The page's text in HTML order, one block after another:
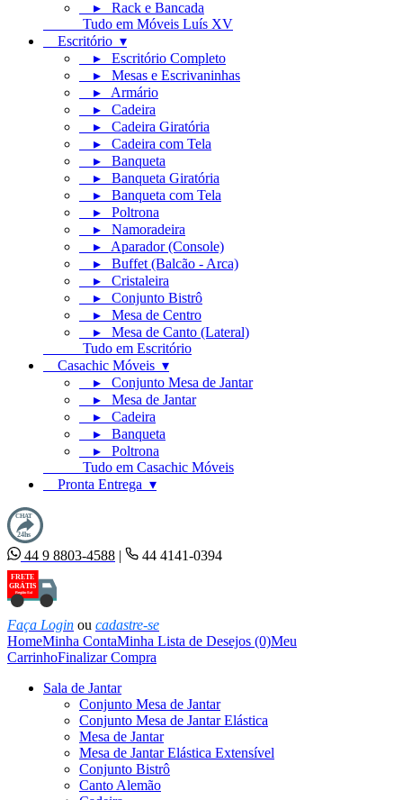
▸ Rack e Bancada
Tudo em Móveis Luís XV
Escritório ▾
▸ Escritório Completo
▸ Mesas e Escrivaninhas
▸ Armário
▸ Cadeira
▸ Cadeira Giratória
▸ Cadeira com Tela
▸ Banqueta
▸ Banqueta Giratória
▸ Banqueta com Tela
▸ Poltrona
▸ Namoradeira
▸ Aparador (Console)
▸ Buffet (Balcão - Arca)
▸ Cristaleira
▸ Conjunto Bistrô
▸ Mesa de Centro
▸ Mesa de Canto (Lateral)
Tudo em Escritório
Casachic Móveis ▾
▸ Conjunto Mesa de Jantar
▸ Mesa de Jantar
▸ Cadeira
▸ Banqueta
▸ Poltrona
Tudo em Casachic Móveis
Pronta Entrega ▾
CHAT
24hs
44 9 8803-4588 | 44 4141-0394
FRETE
GRÁTIS
Região Sul
Faça Login ou cadastre-se
HomeMinha ContaMinha Lista de Desejos (0)Meu
CarrinhoFinalizar Compra
Sala de Jantar
Conjunto Mesa de Jantar
Conjunto Mesa de Jantar Elástica
Mesa de Jantar
Mesa de Jantar Elástica Extensível
Conjunto Bistrô
Canto Alemão